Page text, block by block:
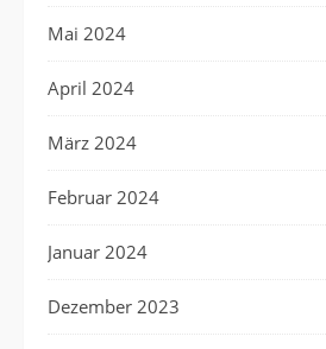
Mai 2024
April 2024
März 2024
Februar 2024
Januar 2024
Dezember 2023